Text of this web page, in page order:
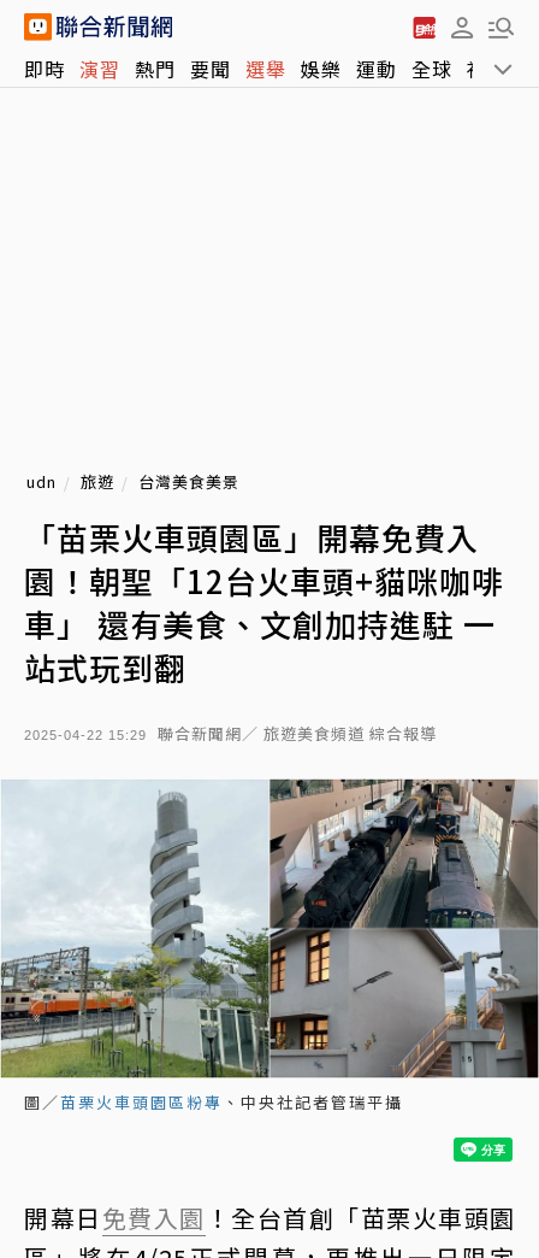
即時 演習 熱門 要聞 選舉 娛樂 運動 全球 社會
udn 旅遊 台灣美食美景
「苗栗火車頭園區」開幕免費入
園！朝聖「12台火車頭+貓咪咖啡
車」 還有美食、文創加持進駐 一
站式玩到翻
2025-04-22 15:29 聯合新聞網／ 旅遊美食頻道 綜合報導
圖／苗栗火車頭園區粉專 、中央社記者管瑞平攝
開幕日 免費入園 ！全台首創「苗栗火車頭園